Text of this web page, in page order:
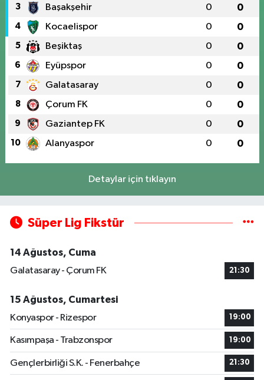
3 Başakşehir 0 0
4 Kocaelispor 0 0
5 Beşiktaş 0 0
6 Eyüpspor 0 0
7 Galatasaray 0 0
8 Çorum FK 0 0
9 Gaziantep FK 0 0
10 Alanyaspor 0 0
Detaylar için tıklayın
Süper Lig Fikstür
14 Ağustos, Cuma
Galatasaray - Çorum FK
21:30
15 Ağustos, Cumartesi
Konyaspor - Rizespor
19:00
Kasımpaşa - Trabzonspor 19:00
Gençlerbirliği S.K. - Fenerbahçe 21:30